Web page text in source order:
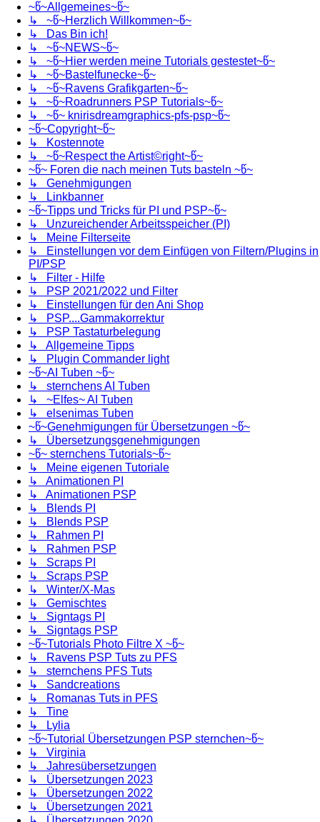
~წ~Allgemeines~წ~
↳ ~წ~Herzlich Willkommen~წ~
↳ Das Bin ich!
↳ ~წ~NEWS~წ~
↳ ~წ~Hier werden meine Tutorials gestestet~წ~
↳ ~წ~Bastelfunecke~წ~
↳ ~წ~Ravens Grafikgarten~წ~
↳ ~წ~Roadrunners PSP Tutorials~წ~
↳ ~წ~ knirisdreamgraphics-pfs-psp~წ~
~წ~Copyright~წ~
↳ Kostennote
↳ ~წ~Respect the Artist©right~წ~
~წ~ Foren die nach meinen Tuts basteln ~წ~
↳ Genehmigungen
↳ Linkbanner
~წ~Tipps und Tricks für PI und PSP~წ~
↳ Unzureichender Arbeitsspeicher (PI)
↳ Meine Filterseite
↳ Einstellungen vor dem Einfügen von Filtern/Plugins in
PI/PSP
↳ Filter - Hilfe
↳ PSP 2021/2022 und Filter
↳ Einstellungen für den Ani Shop
↳ PSP....Gammakorrektur
↳ PSP Tastaturbelegung
↳ Allgemeine Tipps
↳ Plugin Commander light
~წ~AI Tuben ~წ~
↳ sternchens AI Tuben
↳ ~Elfes~ AI Tuben
↳ elsenimas Tuben
~წ~Genehmigungen für Übersetzungen ~წ~
↳ Übersetzungsgenehmigungen
~წ~ sternchens Tutorials~წ~
↳ Meine eigenen Tutoriale
↳ Animationen PI
↳ Animationen PSP
↳ Blends PI
↳ Blends PSP
↳ Rahmen PI
↳ Rahmen PSP
↳ Scraps PI
↳ Scraps PSP
↳ Winter/X-Mas
↳ Gemischtes
↳ Signtags PI
↳ Signtags PSP
~წ~Tutorials Photo Filtre X ~წ~
↳ Ravens PSP Tuts zu PFS
↳ sternchens PFS Tuts
↳ Sandcreations
↳ Romanas Tuts in PFS
↳ Tine
↳ Lylia
~წ~Tutorial Übersetzungen PSP sternchen~წ~
↳ Virginia
↳ Jahresübersetzungen
↳ Übersetzungen 2023
↳ Übersetzungen 2022
↳ Übersetzungen 2021